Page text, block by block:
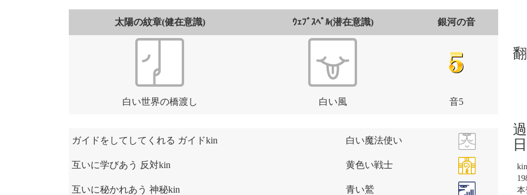
太陽の紋章(健在意識) ｳｪﾌﾞｽﾍﾟﾙ(潜在意識) 銀河の音
白い世界の橋渡し 白い風 音5
ガイドをしてしてくれる ガイドkin 白い魔法使い
互いに学びあう 反対kin 黄色い戦士
互いに秘かれあう 神秘kin 青い鷲
本